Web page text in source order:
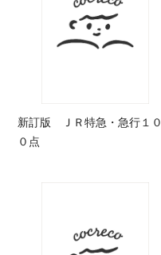
新訂版 ＪＲ特急・急行１０
０点